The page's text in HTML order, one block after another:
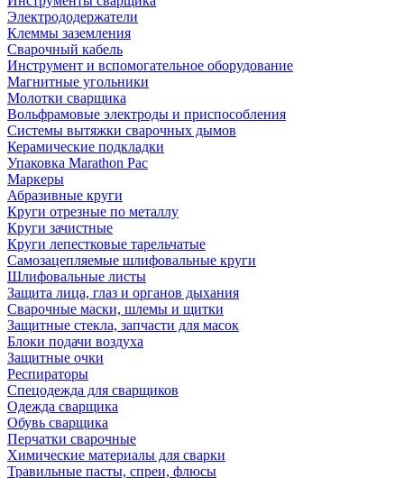
Электрододержатели
Клеммы заземления
Сварочный кабель
Инструмент и вспомогательное оборудование
Магнитные угольники
Молотки сварщика
Вольфрамовые электроды и приспособления
Системы вытяжки сварочных дымов
Керамические подкладки
Упаковка Marathon Pac
Маркеры
Абразивные круги
Круги отрезные по металлу
Круги зачистные
Круги лепестковые тарельчатые
Самозацепляемые шлифовальные круги
Шлифовальные листы
Защита лица, глаз и органов дыхания
Сварочные маски, шлемы и щитки
Защитные стекла, запчасти для масок
Блоки подачи воздуха
Защитные очки
Респираторы
Спецодежда для сварщиков
Одежда сварщика
Обувь сварщика
Перчатки сварочные
Химические материалы для сварки
Травильные пасты, спреи, флюсы